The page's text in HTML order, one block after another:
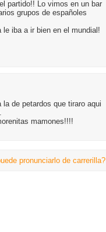
partido!! Lo vimos en un bar
grupos de españoles
iba a ir bien en el mundial!
de petardos que tiraro aqui
mamones!!!!
pronunciarlo de carrerilla?